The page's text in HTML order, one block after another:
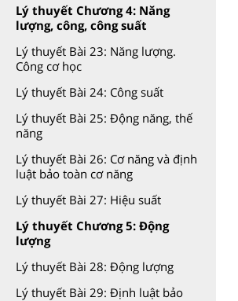
Lý thuyết Chương 4: Năng
lượng, công, công suất
Lý thuyết Bài 23: Năng lượng.
Công cơ học
Lý thuyết Bài 24: Công suất
Lý thuyết Bài 25: Động năng, thế
năng
Lý thuyết Bài 26: Cơ năng và định
luật bảo toàn cơ năng
Lý thuyết Bài 27: Hiệu suất
Lý thuyết Chương 5: Động
lượng
Lý thuyết Bài 28: Động lượng
Lý thuyết Bài 29: Định luật bảo